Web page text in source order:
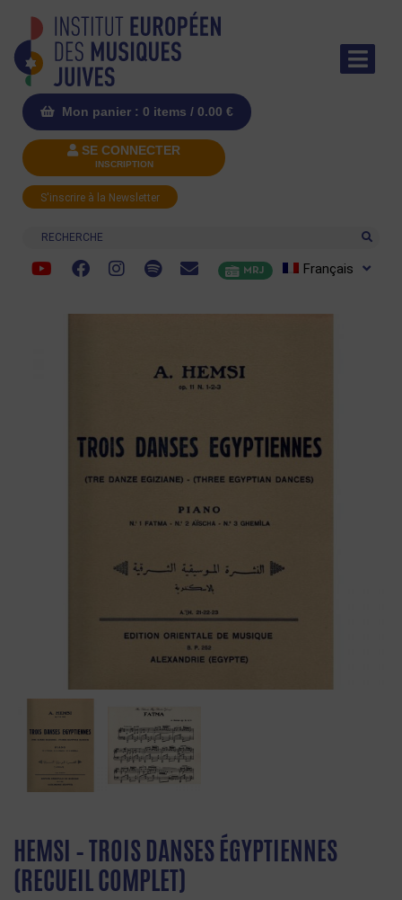
Mon panier : 0 items / 0.00 €
SE CONNECTER
INSCRIPTION
S'inscrire à la Newsletter
Recherche
MRJ Français
HEMSI – TROIS DANSES ÉGYPTIENNES
(RECUEIL COMPLET)